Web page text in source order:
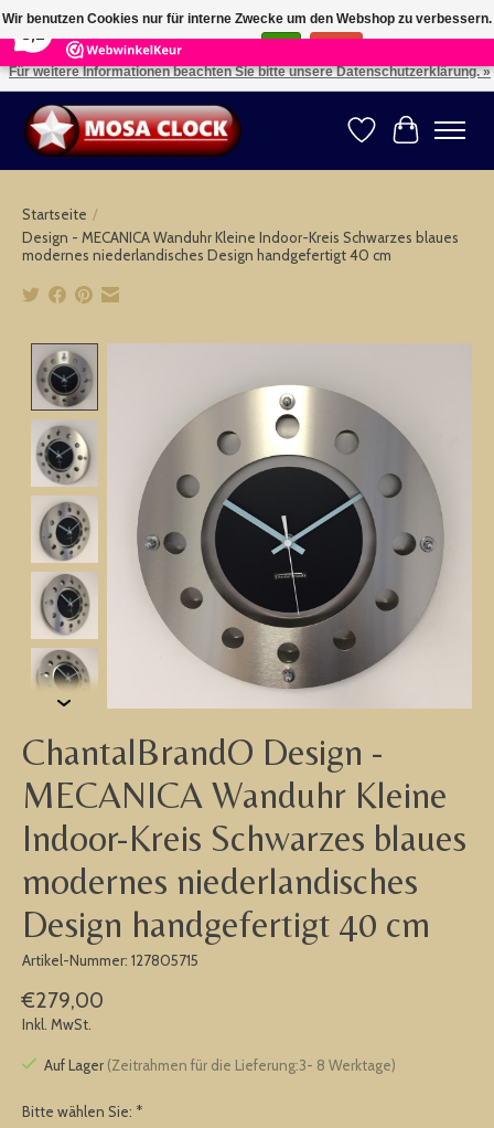
164 Reviews ×
Kies uw taal: NL -- Wählen Sie ihre Sprache: DE -- Choose your language: EN ⇓ ⇒
Wunschzettel
Ihr
Startseite /
Design - MECANICA Wanduhr Kleine Indoor-Kreis Schwarzes blaues
modernes niederlandisches Design handgefertigt 40 cm
ChantalBrandO Design -
MECANICA Wanduhr Kleine
Indoor-Kreis Schwarzes blaues
modernes niederlandisches
Design handgefertigt 40 cm
Artikel-Nummer: 127805715
€279,00
Inkl. MwSt.
Auf Lager (Zeitrahmen für die Lieferung:3- 8 Werktage)
Bitte wählen Sie: *
Wir benutzen Cookies nur für interne Zwecke um den Webshop zu verbessern.
Ist das in Ordnung?
Für weitere Informationen beachten Sie bitte unsere Datenschutzerklärung. »